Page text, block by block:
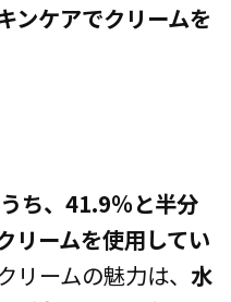
ンケアでクリームを
ち、41.9％と半分
リームを使用してい
リームの魅力は、 水